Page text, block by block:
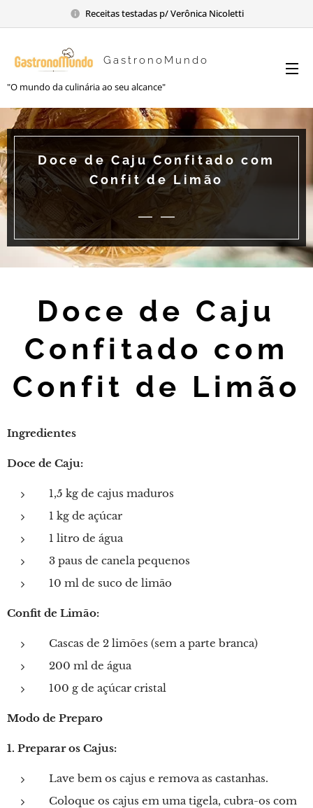
Receitas testadas p/ Verônica Nicoletti
GastronoMundo
"O mundo da culinária ao seu alcance"
Doce de Caju Confitado com
Confit de Limão
Doce de Caju
Confitado com
Confit de Limão
Ingredientes
Doce de Caju:
1,5 kg de cajus maduros
1 kg de açúcar
1 litro de água
3 paus de canela pequenos
10 ml de suco de limão
Confit de Limão:
Cascas de 2 limões (sem a parte branca)
200 ml de água
100 g de açúcar cristal
Modo de Preparo
1. Preparar os Cajus:
Lave bem os cajus e remova as castanhas.
Coloque os cajus em uma tigela, cubra-os com